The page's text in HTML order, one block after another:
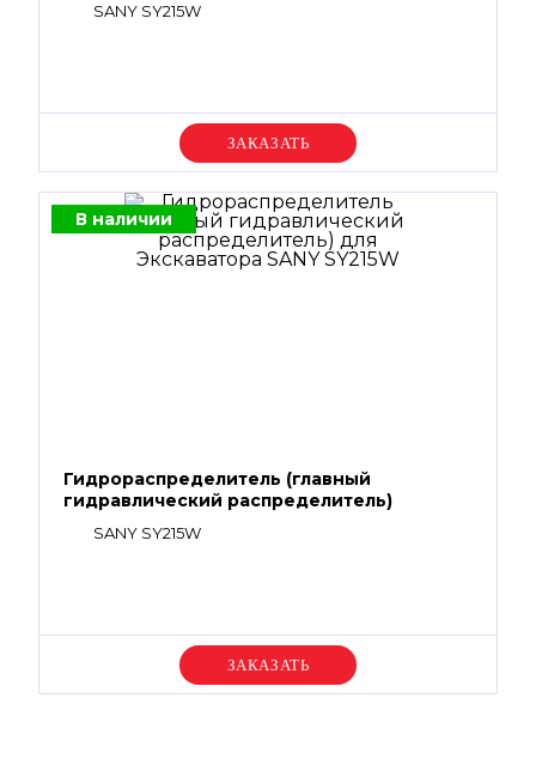
SANY SY215W
Уточняйте цену
В наличии
Гидрораспределитель (главный
гидравлический распределитель)
SANY SY215W
Уточняйте цену